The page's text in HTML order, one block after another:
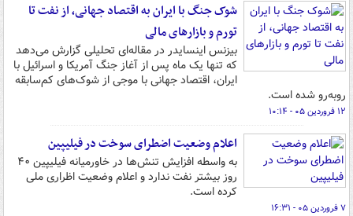
شوک جنگ با ایران به اقتصاد جهانی، از نفت تا
تورم و بازارهای مالی
بیزنس اینسایدر در مقاله‌ای تحلیلی گزارش می‌دهد
که تنها یک ماه پس از آغاز جنگ آمریکا و اسرائیل با
ایران، اقتصاد جهانی با موجی از شوک‌های کم‌سابقه
روبه‌رو شده است.
۱۲ فروردین ۰۵ - ۱۰:۱۴
اعلام وضعیت اضطرای سوخت در فیلیپین
به واسطه افزایش تنش‌ها در خاورمیانه فیلیپین ۴۰
روز بیشتر نفت ندارد و اعلام وضعیت اظراری ملی
کرده است.
۷ فروردین ۰۵ - ۱۶:۳۱